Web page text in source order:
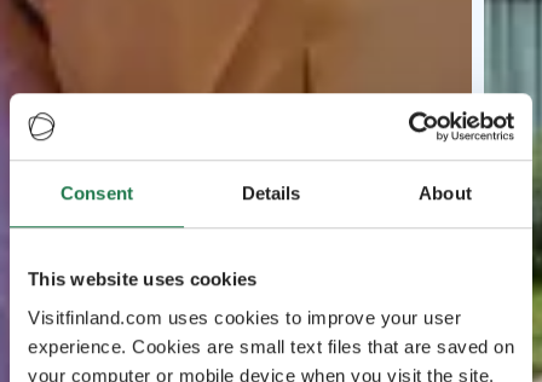
Consent Details About
This website uses cookies
Visitfinland.com uses cookies to improve your user
experience. Cookies are small text files that are saved on
your computer or mobile device when you visit the site.